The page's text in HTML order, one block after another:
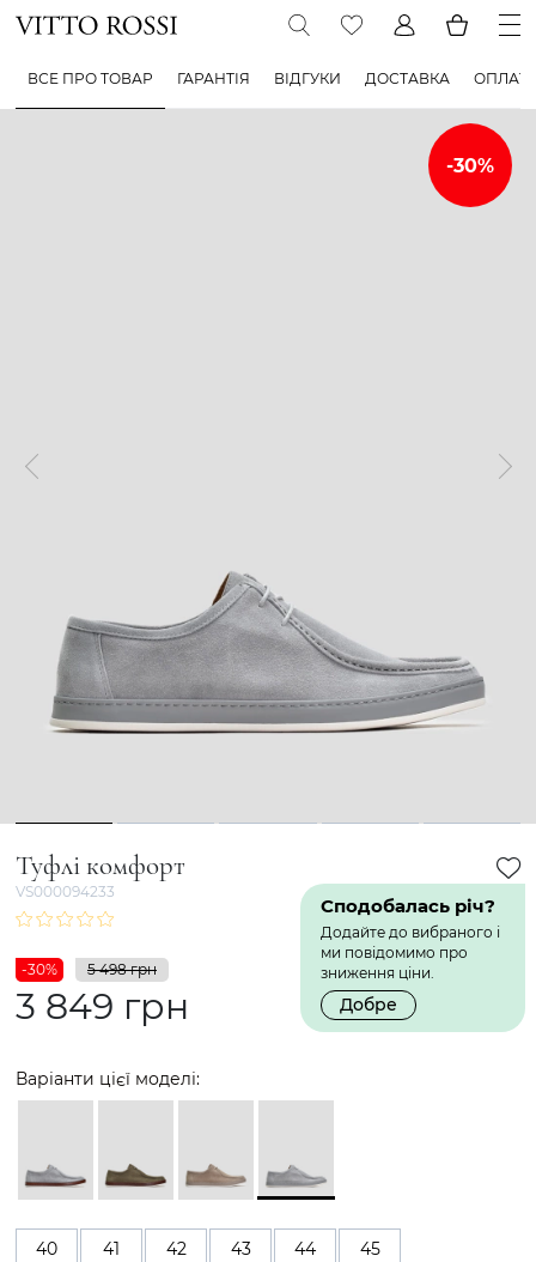
ВСЕ ПРО ТОВАР ГАРАНТІЯ ВІДГУКИ ДОСТАВКА
1 2 3 4 5
Туфлі комфорт
VS000094233
Сподобалась річ?
Додайте до вибраного і
ми повідомимо про
зниження ціни.
Добре
-30% 5 498 грн
3 849 грн
Варіанти цієї моделі:
40 41 42 43 44 45